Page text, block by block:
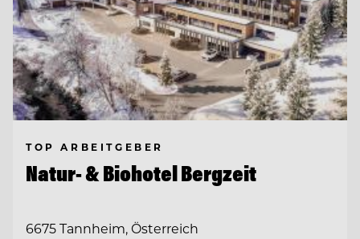
TOP ARBEITGEBER
Natur- & Biohotel Bergzeit
6675 Tannheim, Österreich